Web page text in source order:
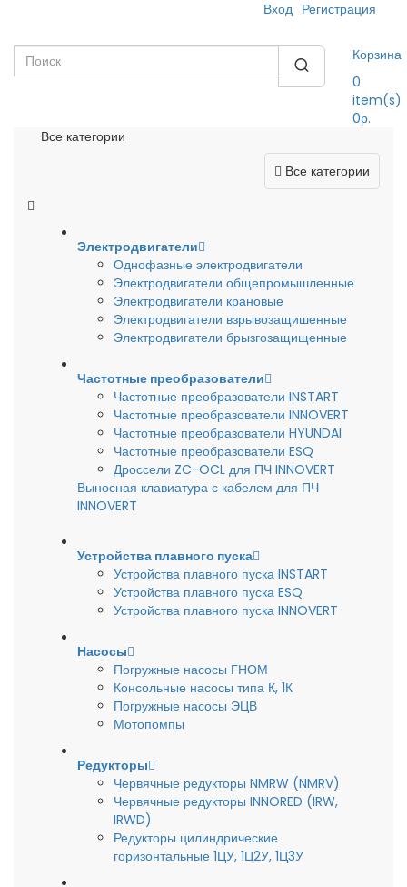
Вход Регистрация
Корзина
0
item(s)
0р.
Все категории
Все категории
Электродвигатели
Однофазные электродвигатели
Электродвигатели общепромышленные
Электродвигатели крановые
Электродвигатели взрывозащишенные
Электродвигатели брызгозащищенные
Частотные преобразователи
Частотные преобразователи INSTART
Частотные преобразователи INNOVERT
Частотные преобразователи HYUNDAI
Частотные преобразователи ESQ
Дроссели ZC-OCL для ПЧ INNOVERT
Выносная клавиатура с кабелем для ПЧ
INNOVERT
Устройства плавного пуска
Устройства плавного пуска INSTART
Устройства плавного пуска ESQ
Устройства плавного пуска INNOVERT
Насосы
Погружные насосы ГНОМ
Консольные насосы типа К, 1К
Погружные насосы ЭЦВ
Мотопомпы
Редукторы
Червячные редукторы NMRW (NMRV)
Червячные редукторы INNORED (IRW,
IRWD)
Редукторы цилиндрические
горизонтальные 1ЦУ, 1Ц2У, 1Ц3У